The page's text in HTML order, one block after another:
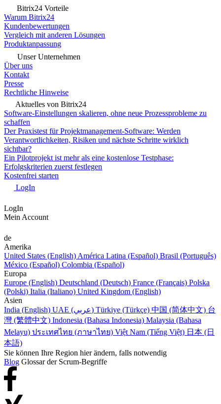
Bitrix24 Vorteile
Warum Bitrix24
Kundenbewertungen
Vergleich mit anderen Lösungen
Produktanpassung
Unser Unternehmen
Über uns
Kontakt
Presse
Rechtliche Hinweise
Aktuelles von Bitrix24
Software-Einstellungen skalieren, ohne neue Prozessprobleme zu
schaffen
Der Praxistest für Projektmanagement-Software: Werden
Verantwortlichkeiten, Risiken und nächste Schritte wirklich
sichtbar?
Ein Pilotprojekt ist mehr als eine kostenlose Testphase:
Erfolgskriterien zuerst festlegen
Kostenfrei starten
LogIn
LogIn
Mein Account
de
Amerika
United States (English) América Latina (Español) Brasil (Português)
México (Español) Colombia (Español)
Europa
Europe (English) Deutschland (Deutsch) France (Français) Polska
(Polski) Italia (Italiano) United Kingdom (English)
Asien
India (English)
UAE (عربي) Türkiye (Türkçe) 中国 (简体中文) 台
灣 (繁體中文) Indonesia (Bahasa Indonesia) Malaysia (Bahasa
Melayu) ประเทศไทย (ภาษาไทย) Việt Nam (Tiếng Việt) 日本 (日
本語)
Sie können Ihre Region hier ändern, falls notwendig
Blog Glossar der Scrum-Begriffe